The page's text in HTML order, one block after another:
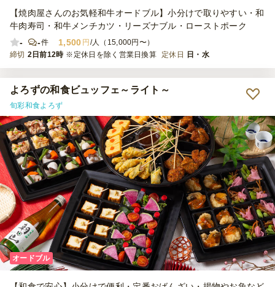
【焼肉屋さんのお気軽和牛オードブル】小分けで取りやすい・和
牛肉寿司・和牛メンチカツ・リーズナブル・ローストポーク
-
-件 1,500 円 /人（15,000円〜）
締切 2日前12時 ※定休日を除く営業日換算 定休日 日・水
よろずの和食ビュッフェ～ライト～
旬彩和食よろず
オードブル